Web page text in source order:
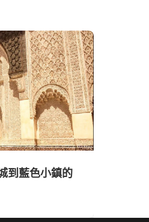
到藍色小鎮的